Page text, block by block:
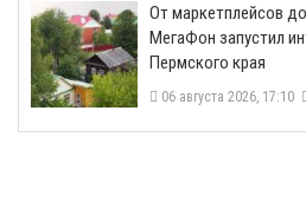
От маркетплейсов
МегаФон запустил
Пермского края
06 августа 2026, 17:10